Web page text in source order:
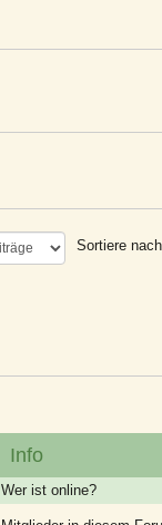
Sortiere
Info
Wer ist online?